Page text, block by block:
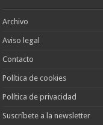
Archivo
Aviso legal
Contacto
Política de cookies
Política de privacidad
Suscríbete a la newsletter